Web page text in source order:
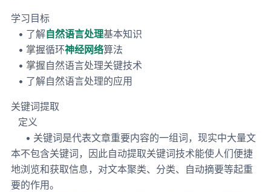
学习目标
• 了解自然语言处理基本知识
• 掌握循环神经网络算法
• 掌握自然语言处理关键技术
• 了解自然语言处理的应用
关键词提取
定义
• 关键词是代表文章重要内容的一组词，现实中大量文
本不包含关键词，因此自动提取关键词技术能使人们便捷
地浏览和获取信息，对文本聚类、分类、自动摘要等起重
要的作用。